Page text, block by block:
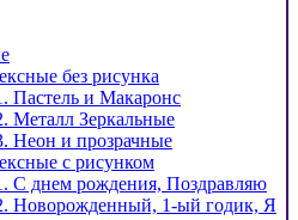
без рисунка
Пастель и Макаронс
Металл Зеркальные
Неон и прозрачные
с рисунком
С днем рождения, Поздравляю
Новорожденный, 1-ый годик, Я